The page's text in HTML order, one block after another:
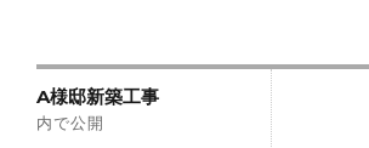
投
稿
A様邸新築工事
内で公開